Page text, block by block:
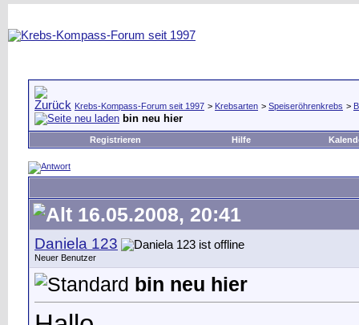
Krebs-Kompass-Forum seit 1997 > Krebsarten > Speiseröhrenkrebs >
bin neu hier
Registrieren Hilfe
16.05.2008, 20:41
Daniela 123
Neuer Benutzer
bin neu hier